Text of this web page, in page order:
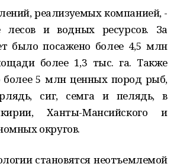
реализуемых компанией, -
лесов и водных ресурсов. За
было посажено более 4,5 млн
более 1,3 тыс. га. Также
5 млн ценных пород рыб,
сиг, семга и пелядь, в
Ханты-Мансийского и
округов.
становятся неотъемлемой